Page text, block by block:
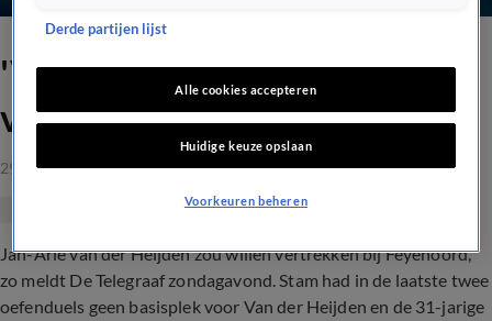
'Van der Heijden wil
vertrekken bij Feyenoord'
29 juli 2019, 00:50
Jan-Arie van der Heijden zou willen vertrekken bij Feyenoord,
zo meldt De Telegraaf zondagavond. Stam had in de laatste twee
oefenduels geen basisplek voor Van der Heijden en de 31-jarige
Derde partijen lijst
Alle cookies accepteren
Huidige keuze opslaan
Voorkeuren beheren